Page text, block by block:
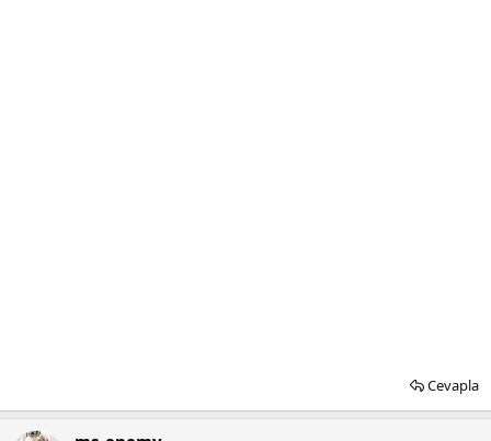
Cevapla